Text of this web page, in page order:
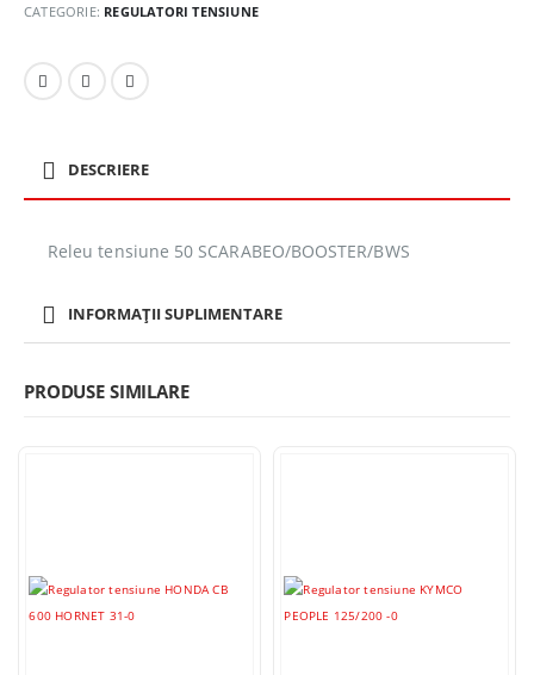
CATEGORIE: REGULATORI TENSIUNE
DESCRIERE
Releu tensiune 50 SCARABEO/BOOSTER/BWS
INFORMAȚII SUPLIMENTARE
PRODUSE SIMILARE